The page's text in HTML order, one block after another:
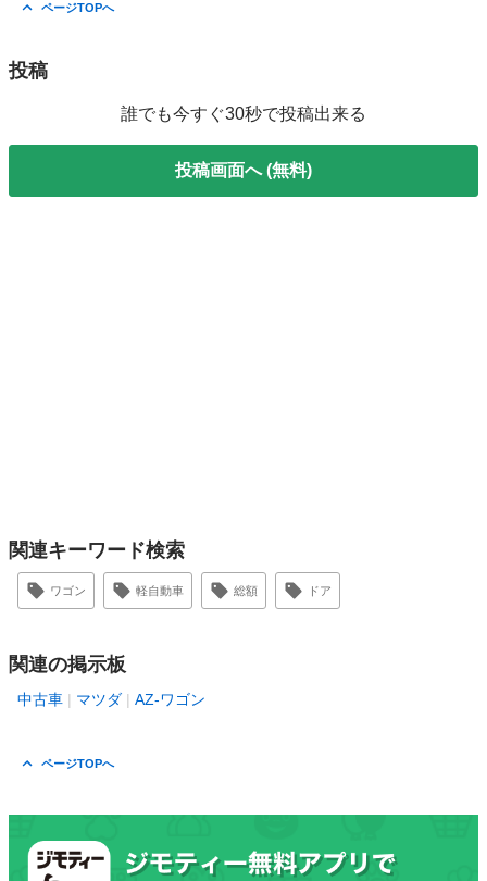
ページTOPへ
投稿
誰でも今すぐ30秒で投稿出来る
投稿画面へ (無料)
関連キーワード検索
ワゴン 軽自動車 総額 ドア
関連の掲示板
中古車 マツダ AZ-ワゴン
ページTOPへ